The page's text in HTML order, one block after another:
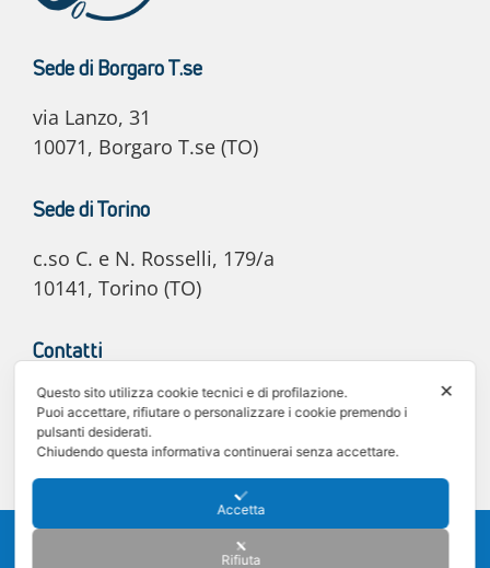
Sede di Borgaro T.se
via Lanzo, 31
10071, Borgaro T.se (TO)
Sede di Torino
c.so C. e N. Rosselli, 179/a
10141, Torino (TO)
Contatti
E-mail: info@e20automotive.it
Tel. 011 02.06.030
©2025 e20 Automotive S.r.l. - C.F. e P. IVA 12242340011 -Privacy policy-
✕
Questo sito utilizza cookie tecnici e di profilazione.
Puoi accettare, rifiutare o personalizzare i cookie premendo i
pulsanti desiderati.
Chiudendo questa informativa continuerai senza accettare.
Accetta
Rifiuta